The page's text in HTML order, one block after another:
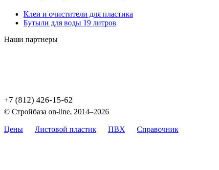
Клеи и очистители для пластика
Бутыли для воды 19 литров
Наши партнеры
+7 (812) 426-15-62
© Стройбаза on-line, 2014–2026
Цены Листовой пластик ПВХ Справочник